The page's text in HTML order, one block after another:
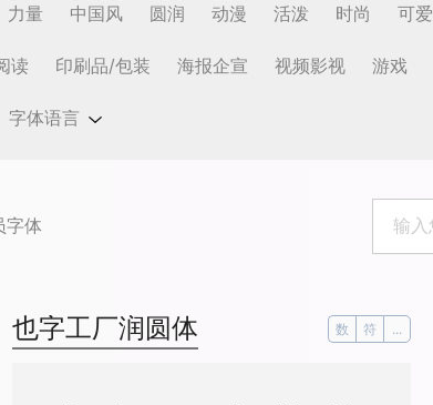
力量 中国风 圆润 动漫 活泼 时尚 可爱
读 印刷品/包装 海报企宣 视频影视 游戏
字体语言
字体
也字工厂润圆体 数 符 ...